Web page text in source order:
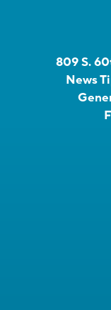
809 S.
News